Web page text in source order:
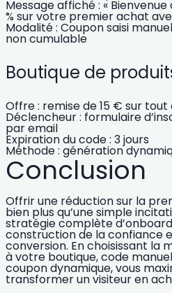
Message affiché : «
% sur votre premier achat
Modalité : Coupon saisi
non cumulable
Boutique de
Offre : remise de 15 € sur
Déclencheur : formulaire
par email
Expiration du code : 3 jours
Méthode : génération
Conclusion
Offrir une réduction sur la
bien plus qu’une simple
stratégie complète
construction de la confiance
conversion. En choisissant la
à votre boutique, code
coupon dynamique, vous
transformer un visiteur en